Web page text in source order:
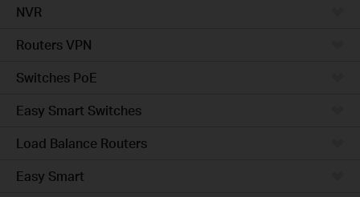
NVR
Routers VPN
Switches PoE
Easy Smart Switches
Load Balance Routers
Easy Smart